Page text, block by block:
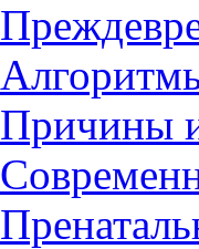
Причины